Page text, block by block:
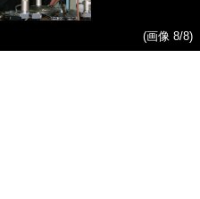
(画像 8/8)